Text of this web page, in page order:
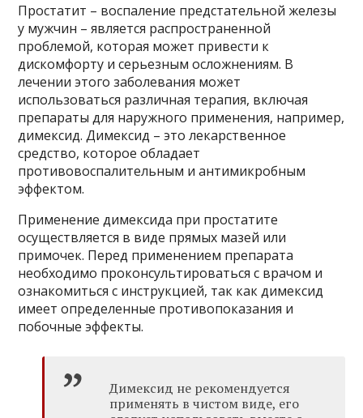
Простатит – воспаление предстательной железы
у мужчин – является распространенной
проблемой, которая может привести к
дискомфорту и серьезным осложнениям. В
лечении этого заболевания может
использоваться различная терапия, включая
препараты для наружного применения, например,
димексид. Димексид – это лекарственное
средство, которое обладает
противовоспалительным и антимикробным
эффектом.
Применение димексида при простатите
осуществляется в виде прямых мазей или
примочек. Перед применением препарата
необходимо проконсультироваться с врачом и
ознакомиться с инструкцией, так как димексид
имеет определенные противопоказания и
побочные эффекты.
Димексид не рекомендуется
применять в чистом виде, его